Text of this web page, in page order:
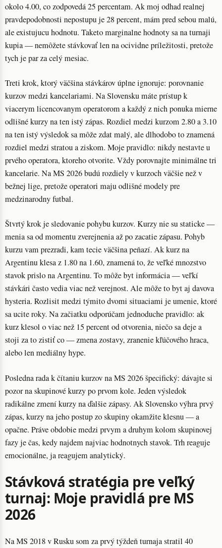
okolo 4.00, co zodpovedá 25 percentam. Ak moj odhad realnej
pravdepodobnosti nepostupu je 28 percent, mám pred sebou malú,
ale existujucu hodnotu. Taketo marginalne hodnoty sa na turnaji
kupia — nemôžete stávkovať len na ocividne príležitosti, pretože
tych je par za celý mesiac.
Treti krok, ktorý väčšina stávkárov úplne ignoruje: porovnanie
kurzov medzi kancelariami. Na Slovensku máte prístup k
viacerym licencovanym operatorom a každý z nich ponuka mierne
odlišné kurzy na ten istý zápas. Rozdiel medzi kurzom 2.80 a 3.10
na ten istý výsledok sa môže zdat malý, ale dlhodobo to znamená
rozdiel medzi stratou a ziskom. Moje pravidlo: nikdy nestavte u
prvého operatora, ktoreho otvorite. Vždy porovnajte minimálne tri
kancelarie. Na MS 2026 budú rozdiely v kurzoch väčšie než v
bežnej lige, pretože operatori maju odlišné modely pre
medzinarodny futbal.
Štvrtý krok je sledovanie pohybu kurzov. Kurzy nie su staticke —
menia sa od momentu zverejnenia až po zacatie zápasu. Pohyb
kurzu vam prezradi, kam tecie väčšina peňazí. Ak kurz na
Argentinu klesa z 1.80 na 1.60, znamená to, že veľké mnozstvo
stavok prislo na Argentinu. To môže byt informácia — veľkí
stávkári často vedia viac než verejnost. Ale môže to byt aj davova
hysteria. Rozlisit medzi týmito dvomi situaciami je umenie, ktoré
sa ucite roky. Na začiatku odporúčam jednoduche pravidlo: ak
kurz klesol o viac než 15 percent od otvorenia, niečo sa deje a
stoji za to zistiť co — zmena zostavy, zranenie kľúčového hraca,
alebo len mediálny hype.
Posledna rada k čítaniu kurzov na MS 2026 špecifický: dávajte si
pozor na skupinové kurzy po prvom kole. Jeden výsledok
radikálne zmení kurzy na ďalšie zápasy. Ak Slovensko výhra prvý
zápas, kurzy na jeho postup zo skupiny okamžite klesnu — a
opačne. Práve obdobie medzi prvym a druhym kolom skupinovej
fazy je čas, kedy najdem najviac hodnotnych stavok. Trh reaguje
emocionálne, ja reagujem analytický.
Stávková stratégia pre veľký
turnaj: Moje pravidlá pre MS
2026
Na MS 2018 v Rusku som za prvý týždeň turnaja stratil 40